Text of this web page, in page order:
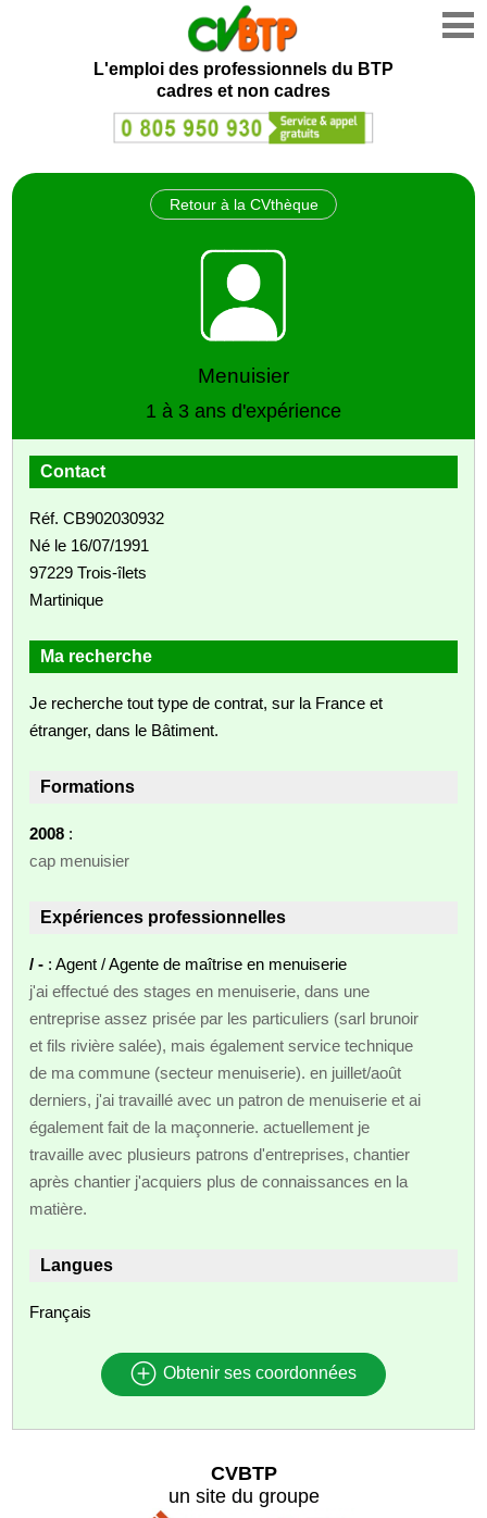
L'emploi des professionnels du BTP
cadres et non cadres
Retour à la CVthèque
Menuisier
1 à 3 ans d'expérience
Contact
Réf. CB902030932
Né le 16/07/1991
97229 Trois-îlets
Martinique
Ma recherche
Je recherche tout type de contrat, sur la France et
étranger, dans le Bâtiment.
Formations
2008 :
cap menuisier
Expériences professionnelles
/ - : Agent / Agente de maîtrise en menuiserie
j'ai effectué des stages en menuiserie, dans une
entreprise assez prisée par les particuliers (sarl brunoir
et fils rivière salée), mais également service technique
de ma commune (secteur menuiserie). en juillet/août
derniers, j'ai travaillé avec un patron de menuiserie et ai
également fait de la maçonnerie. actuellement je
travaille avec plusieurs patrons d'entreprises, chantier
après chantier j'acquiers plus de connaissances en la
matière.
Langues
Français
Obtenir ses coordonnées
CVBTP
un site du groupe